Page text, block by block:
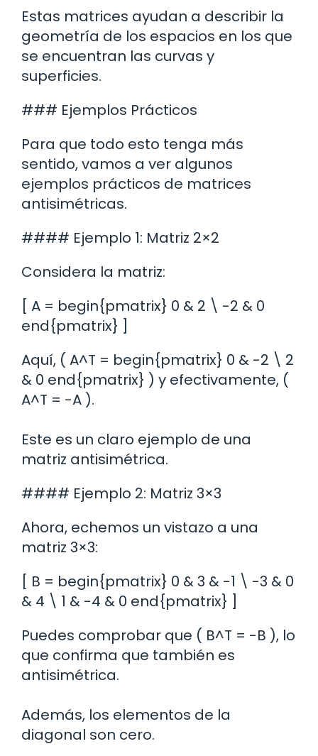
Estas matrices ayudan a describir la
geometría de los espacios en los que
se encuentran las curvas y
superficies.
### Ejemplos Prácticos
Para que todo esto tenga más
sentido, vamos a ver algunos
ejemplos prácticos de matrices
antisimétricas.
#### Ejemplo 1: Matriz 2×2
Considera la matriz:
[ A = begin{pmatrix} 0 & 2 \ -2 & 0
end{pmatrix} ]
Aquí, ( A^T = begin{pmatrix} 0 & -2 \ 2
& 0 end{pmatrix} ) y efectivamente, (
A^T = -A ).
Este es un claro ejemplo de una
matriz antisimétrica.
#### Ejemplo 2: Matriz 3×3
Ahora, echemos un vistazo a una
matriz 3×3:
[ B = begin{pmatrix} 0 & 3 & -1 \ -3 & 0
& 4 \ 1 & -4 & 0 end{pmatrix} ]
Puedes comprobar que ( B^T = -B ), lo
que confirma que también es
antisimétrica.
Además, los elementos de la
diagonal son cero.